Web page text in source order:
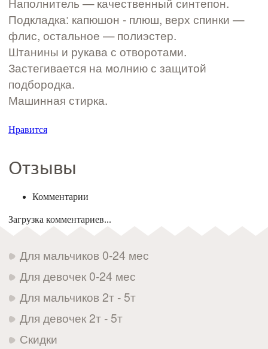
Подкладка: капюшон - плюш, верх спинки —
флис, остальное — полиэстер.
Штанины и рукава с отворотами.
Застегивается на молнию с защитой
подбородка.
Машинная стирка.
Нравится
Отзывы
Комментарии
Загрузка комментариев...
Для мальчиков 0-24 мес
Для девочек 0-24 мес
Для мальчиков 2т - 5т
Для девочек 2т - 5т
Скидки